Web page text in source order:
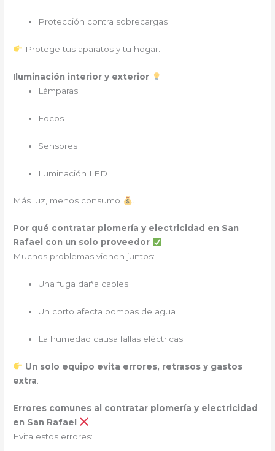
Protección contra sobrecargas
Protege tus aparatos y tu hogar.
Iluminación interior y exterior
Lámparas
Focos
Sensores
Iluminación LED
Más luz, menos consumo .
Por qué contratar plomería y electricidad en San
Rafael con un solo proveedor
Muchos problemas vienen juntos:
Una fuga daña cables
Un corto afecta bombas de agua
La humedad causa fallas eléctricas
Un solo equipo evita errores, retrasos y gastos
extra
Errores comunes al contratar plomería y electricidad
en San Rafael
Evita estos errores: